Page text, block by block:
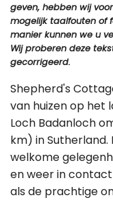
geven, hebben wij
mogelijk taalfouten of
manier kunnen we u
Wij proberen deze
gecorrigeerd.
Shepherd's
van huizen op het
Loch Badanloch
km) in Sutherland.
welkome
en weer in
als de prachtige